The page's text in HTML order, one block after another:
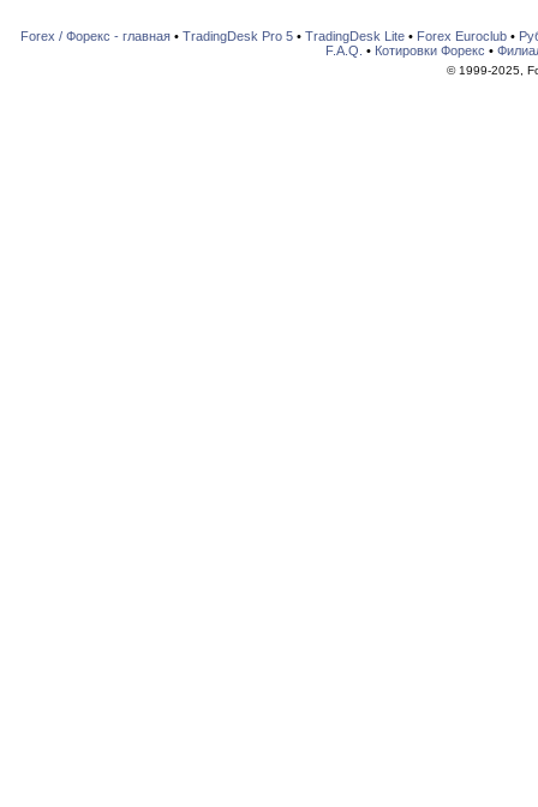
Forex / Форекс - главная• TradingDesk Pro 5• TradingDesk Lite• Forex Euroclub•
F.A.Q. • Котировки Форекс •
© 1999-2025,